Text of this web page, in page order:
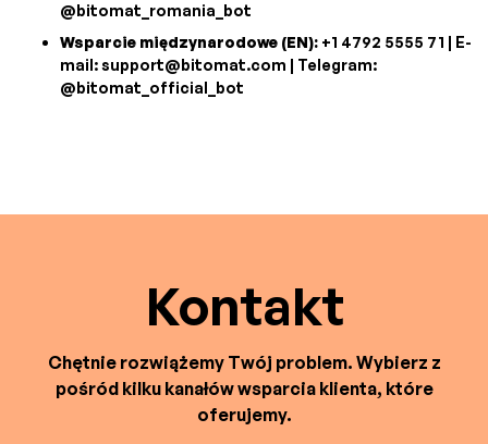
@bitomat_romania_bot
Wsparcie międzynarodowe (EN): +1 4792 5555 71 | E-
mail:support@bitomat.com | Telegram:
@bitomat_official_bot
Kontakt
Chętnie rozwiążemy Twój problem. Wybierz z
pośród kilku kanałów wsparcia klienta, które
oferujemy.